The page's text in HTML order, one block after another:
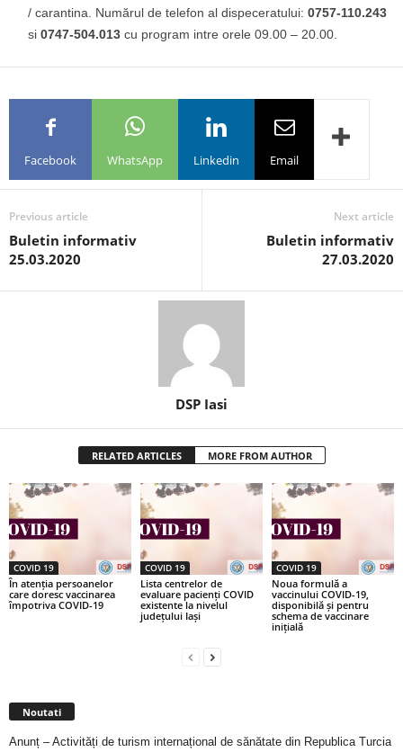
/ carantina. Numărul de telefon al dispeceratului: 0757-110.243
si 0747-504.013 cu program intre orele 09.00 – 20.00.
Facebook WhatsApp Linkedin Email
Previous article
Buletin informativ
25.03.2020
Next article
Buletin informativ
27.03.2020
DSP Iasi
RELATED ARTICLES MORE FROM AUTHOR
COVID 19
În atenția persoanelor
care doresc vaccinarea
împotriva COVID-19
COVID 19
Lista centrelor de
evaluare pacienți COVID
existente la nivelul
județului Iași
COVID 19
Noua formulă a
vaccinului COVID-19,
disponibilă și pentru
schema de vaccinare
inițială
Noutati
Anunț – Activități de turism internațional de sănătate din Republica Turcia